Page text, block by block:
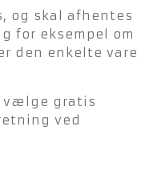
og skal afhentes
for eksempel om
den enkelte vare
vælge gratis
ved